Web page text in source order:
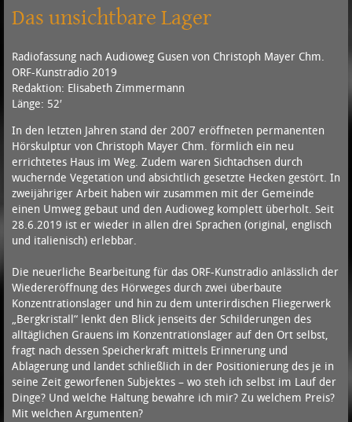
Das unsichtbare Lager
Radiofassung nach Audioweg Gusen von Christoph Mayer Chm.
ORF-Kunstradio 2019
Redaktion: Elisabeth Zimmermann
Länge: 52′
In den letzten Jahren stand der 2007 eröffneten permanenten
Hörskulptur von Christoph Mayer Chm. förmlich ein neu
errichtetes Haus im Weg. Zudem waren Sichtachsen durch
wuchernde Vegetation und absichtlich gesetzte Hecken gestört. In
zweijähriger Arbeit haben wir zusammen mit der Gemeinde
einen Umweg gebaut und den Audioweg komplett überholt. Seit
28.6.2019 ist er wieder in allen drei Sprachen (original, englisch
und italienisch) erlebbar.
Die neuerliche Bearbeitung für das ORF-Kunstradio anlässlich der
Wiedereröffnung des Hörweges durch zwei überbaute
Konzentrationslager und hin zu dem unterirdischen Fliegerwerk
„Bergkristall“ lenkt den Blick jenseits der Schilderungen des
alltäglichen Grauens im Konzentrationslager auf den Ort selbst,
fragt nach dessen Speicherkraft mittels Erinnerung und
Ablagerung und landet schließlich in der Positionierung des je in
seine Zeit geworfenen Subjektes – wo steh ich selbst im Lauf der
Dinge? Und welche Haltung bewahre ich mir? Zu welchem Preis?
Mit welchen Argumenten?